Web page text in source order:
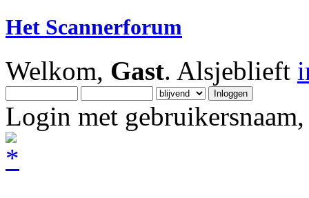
Het Scannerforum
Welkom, Gast. Alsjeblieft
Login met